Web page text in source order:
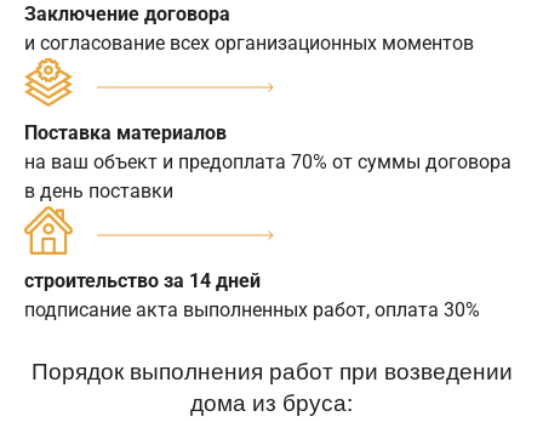
Заключение договора
и согласование всех организационных моментов
Поставка материалов
на ваш объект и предоплата 70% от суммы договора
в день поставки
строительство за 14 дней
подписание акта выполненных работ, оплата 30%
Порядок выполнения работ при возведении
дома из бруса: